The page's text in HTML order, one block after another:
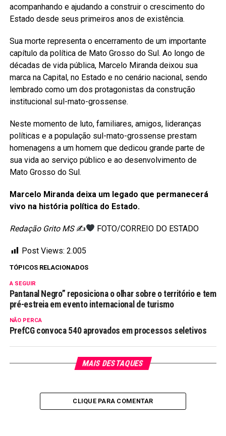
acompanhando e ajudando a construir o crescimento do
Estado desde seus primeiros anos de existência.
Sua morte representa o encerramento de um importante
capítulo da política de Mato Grosso do Sul. Ao longo de
décadas de vida pública, Marcelo Miranda deixou sua
marca na Capital, no Estado e no cenário nacional, sendo
lembrado como um dos protagonistas da construção
institucional sul-mato-grossense.
Neste momento de luto, familiares, amigos, lideranças
políticas e a população sul-mato-grossense prestam
homenagens a um homem que dedicou grande parte de
sua vida ao serviço público e ao desenvolvimento de
Mato Grosso do Sul.
Marcelo Miranda deixa um legado que permanecerá
vivo na história política do Estado.
Redação Grito MS✍ FOTO/CORREIO DO ESTADO
Post Views: 2.005
TÓPICOS RELACIONADOS
A SEGUIR
Pantanal Negro” reposiciona o olhar sobre o território e tem
pré-estreia em evento internacional de turismo
NÃO PERCA
PrefCG convoca 540 aprovados em processos seletivos
MAIS DESTAQUES
CLIQUE PARA COMENTAR